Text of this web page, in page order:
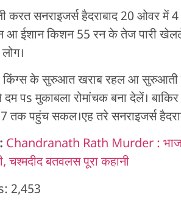
करत सनराइजर्स हैदराबाद 20 ओवर में
आ ईशान किशन 55 रन के तेज पारी
किंग्स के सुरुआत खराब रहल आ सुरुआती
पs मुकाबला रोमांचक बना देलें।
पहुंच सकल।एह तरे सनराइजर्स
Chandranath Rath Murder :
चश्मदीद बतवलस पूरा कहानी
2,453